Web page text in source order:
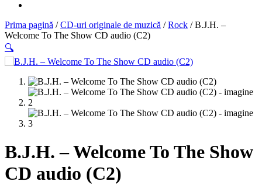
Prima pagină /CD-uri originale de muzică /Rock /B.J.H. –
Welcome To The Show CD audio (C2)
🔍
B.J.H. – Welcome To The Show
CD audio (C2)